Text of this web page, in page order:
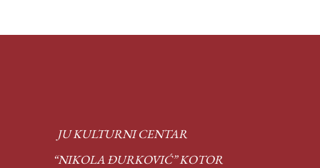
JU KULTURNI CENTAR
“NIKOLA ĐURKOVIĆ” KOTOR